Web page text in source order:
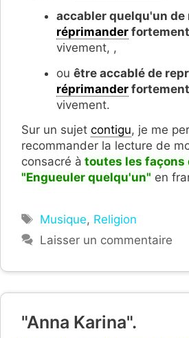
accabler quelqu'un de
réprimander fortement
vivement, ,
ou être accablé de
réprimander fortement
vivement.
Sur un sujet contigu, je me
recommander la lecture de
consacré à toutes les façons
"Engueuler quelqu'un" en
Étiquettes
Musique, Religion
Laisser un commentaire
"Anna Karina".